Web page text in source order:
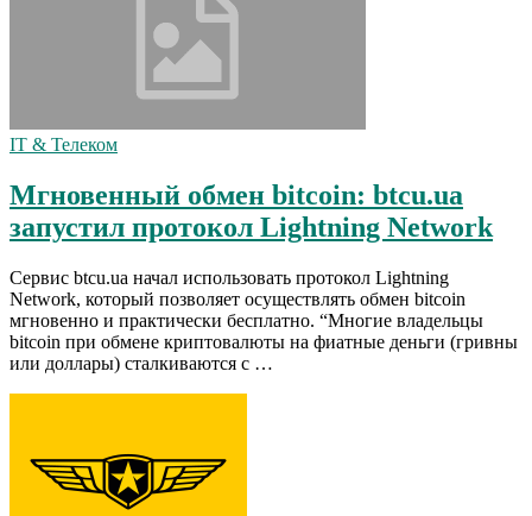
IT & Телеком
Мгновенный обмен bitcoin: btcu.ua
запустил протокол Lightning Network
Сервис btcu.ua начал использовать протокол Lightning
Network, который позволяет осуществлять обмен bitcoin
мгновенно и практически бесплатно. “Многие владельцы
bitcoin при обмене криптовалюты на фиатные деньги (гривны
или доллары) сталкиваются с …